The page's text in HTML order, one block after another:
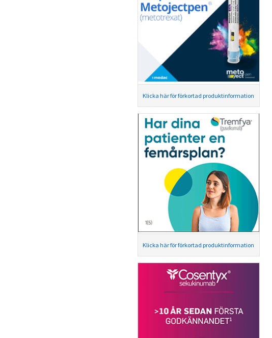
Klicka här för förkortad produktinformation
Klicka här för förkortad produktinformation